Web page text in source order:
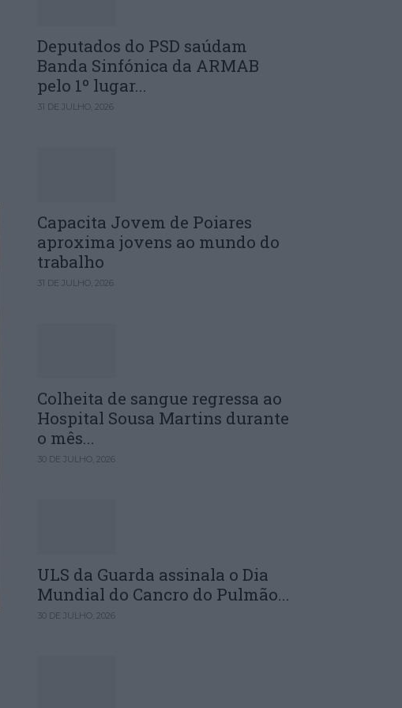
Deputados do PSD saúdam
Banda Sinfónica da ARMAB
pelo 1º lugar...
31 DE JULHO, 2026
Capacita Jovem de Poiares
aproxima jovens ao mundo do
trabalho
31 DE JULHO, 2026
Colheita de sangue regressa ao
Hospital Sousa Martins durante
o mês...
30 DE JULHO, 2026
ULS da Guarda assinala o Dia
Mundial do Cancro do Pulmão...
30 DE JULHO, 2026